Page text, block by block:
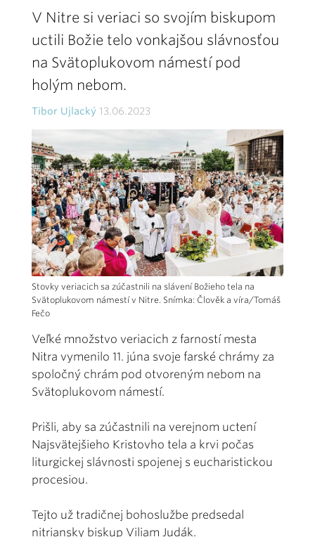
V Nitre si veriaci so svojím biskupom
uctili Božie telo vonkajšou slávnosťou
na Svätoplukovom námestí pod
holým nebom.
Tibor Ujlacký 13.06.2023
Stovky veriacich sa zúčastnili na slávení Božieho tela na
Svätoplukovom námestí v Nitre. Snímka: Člověk a víra/Tomáš
Fečo
Veľké množstvo veriacich z farností mesta
Nitra vymenilo 11. júna svoje farské chrámy za
spoločný chrám pod otvoreným nebom na
Svätoplukovom námestí.
Prišli, aby sa zúčastnili na verejnom uctení
Najsvätejšieho Kristovho tela a krvi počas
liturgickej slávnosti spojenej s eucharistickou
procesiou.
Tejto už tradičnej bohoslužbe predsedal
nitriansky biskup Viliam Judák.